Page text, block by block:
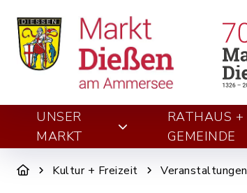
UNSER
MARKT
RATHAUS +
GEMEINDE
Kultur + Freizeit Veranstaltungen